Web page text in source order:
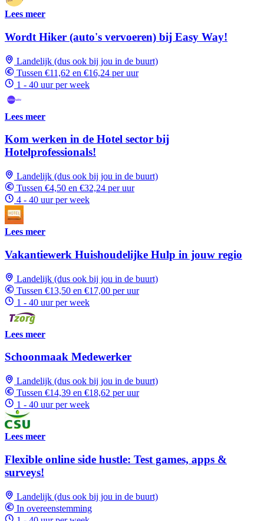
Lees meer
Wordt Hiker (auto's vervoeren) bij Easy Way!
Landelijk (dus ook bij jou in de buurt)
Tussen €11,62 en €16,24 per uur
1 - 40 uur per week
Lees meer
Kom werken in de Hotel sector bij
Hotelprofessionals!
Landelijk (dus ook bij jou in de buurt)
Tussen €4,50 en €32,24 per uur
4 - 40 uur per week
Lees meer
Vakantiewerk Huishoudelijke Hulp in jouw regio
Landelijk (dus ook bij jou in de buurt)
Tussen €13,50 en €17,00 per uur
1 - 40 uur per week
Lees meer
Schoonmaak Medewerker
Landelijk (dus ook bij jou in de buurt)
Tussen €14,39 en €18,62 per uur
1 - 40 uur per week
Lees meer
Flexible online side hustle: Test games, apps &
surveys!
Landelijk (dus ook bij jou in de buurt)
In overeenstemming